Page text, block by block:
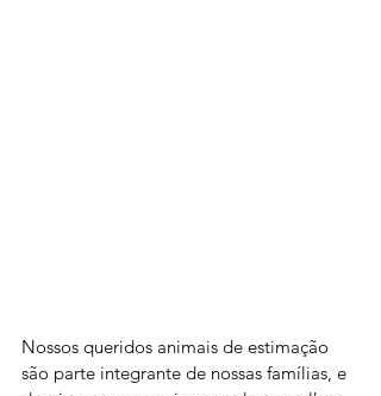
Nossos queridos animais de estimação
são parte integrante de nossas famílias, e